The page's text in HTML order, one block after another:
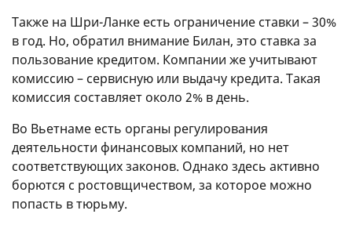
Также на Шри-Ланке есть ограничение ставки – 30%
в год. Но, обратил внимание Билан, это ставка за
пользование кредитом. Компании же учитывают
комиссию – сервисную или выдачу кредита. Такая
комиссия составляет около 2% в день.
Во Вьетнаме есть органы регулирования
деятельности финансовых компаний, но нет
соответствующих законов. Однако здесь активно
борются с ростовщичеством, за которое можно
попасть в тюрьму.